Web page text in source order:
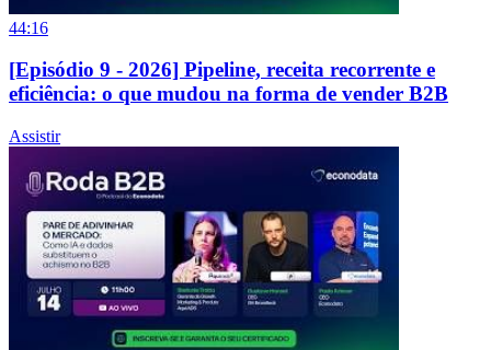
44:16
[Episódio 9 - 2026] Pipeline, receita recorrente e
eficiência: o que mudou na forma de vender B2B
Assistir